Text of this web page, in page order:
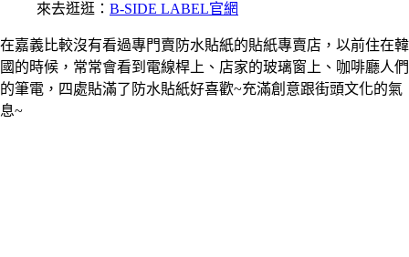
來去逛逛： B-SIDE LABEL官網
在嘉義比較沒有看過專門賣防水貼紙的貼紙專賣店，以前住在韓
國的時候，常常會看到電線桿上、店家的玻璃窗上、咖啡廳人們
的筆電，四處貼滿了防水貼紙好喜歡~充滿創意跟街頭文化的氣
息~